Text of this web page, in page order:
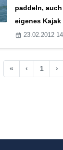
paddeln,
eigenes Kajak
23.02.2012
« ‹ 1 ›